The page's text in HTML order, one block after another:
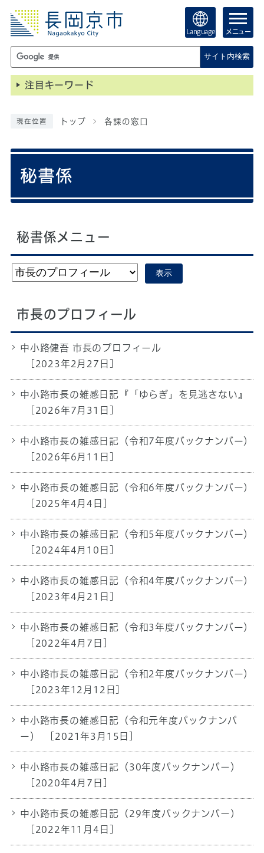
Language メニュー
サイト内検索
注目キーワード
現在位置 トップ 各課の窓口
秘書係
秘書係メニュー
表示
市長のプロフィール
中小路健吾 市長のプロフィール
[2023年2月27日]
中小路市長の雑感日記『「ゆらぎ」を見逃さない』
[2026年7月31日]
中小路市長の雑感日記（令和7年度バックナンバー）
[2026年6月11日]
中小路市長の雑感日記（令和6年度バックナンバー）
[2025年4月4日]
中小路市長の雑感日記（令和5年度バックナンバー）
[2024年4月10日]
中小路市長の雑感日記（令和4年度バックナンバー）
[2023年4月21日]
中小路市長の雑感日記（令和3年度バックナンバー）
[2022年4月7日]
中小路市長の雑感日記（令和2年度バックナンバー）
[2023年12月12日]
中小路市長の雑感日記（令和元年度バックナンバ
ー）
[2021年3月15日]
中小路市長の雑感日記（30年度バックナンバー）
[2020年4月7日]
中小路市長の雑感日記（29年度バックナンバー）
[2022年11月4日]